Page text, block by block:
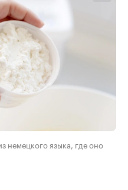
немецкого языка, где оно